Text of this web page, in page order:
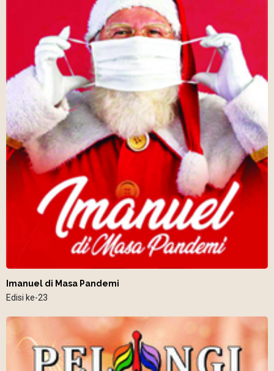
Imanuel di Masa Pandemi
Edisi ke-23